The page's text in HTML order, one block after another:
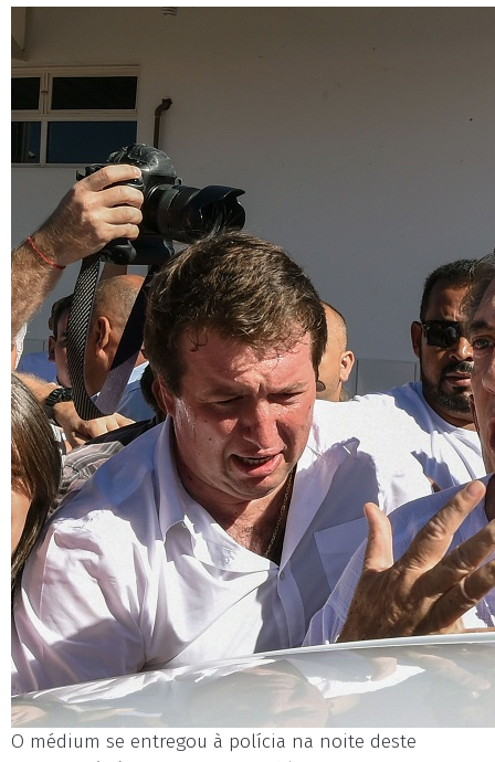
O médium se entregou à polícia na noite deste